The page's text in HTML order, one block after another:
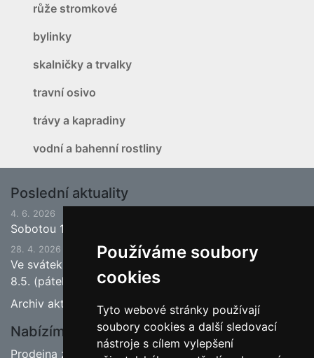
Používáme soubory
cookies
Tyto webové stránky používají
soubory cookies a další sledovací
nástroje s cílem vylepšení
růže stromkové
bylinky
skalničky a trvalky
travní osivo
trávy a kapradiny
vodní a bahenní rostliny
Poslední aktuality
4. 6. 2026
Sobotou 13.6.2026 bude ukončena jarní sezona.
28. 4. 2026
Ve svátek 1.5. (pátek) bude naše prodejna zavřena a
8.5. (pátek) bude otevřeno.
Archiv aktualit
Nabízíme
Prodejna zahradnictví